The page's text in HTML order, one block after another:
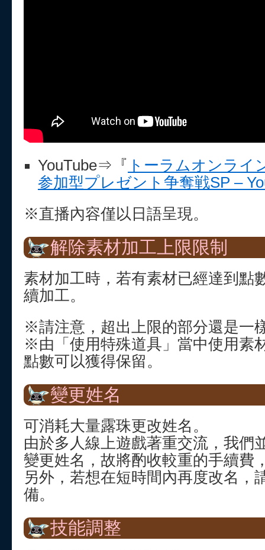
YouTube⇒『 トーラムオンライ
参加型プレゼント争奪戦SP –
※直播內容僅以日語呈現。
解除素材加工上限限制
素材加工時，若有素材已經達到點
續加工。
※請注意，超出上限的部分還是一
※由「使用特殊道具」當中使用素
點數可以獲得保留。
變更姓名
可消耗大量露珠更改姓名。
由於多人線上遊戲著重交流，我們
變更姓名，故將酌收較重的手續費
另外，若想在短時間內再度改名，
備。
技能調整